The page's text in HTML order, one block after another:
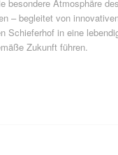
besondere Atmosphäre
– begleitet von
Schieferhof in eine
Zukunft führen.